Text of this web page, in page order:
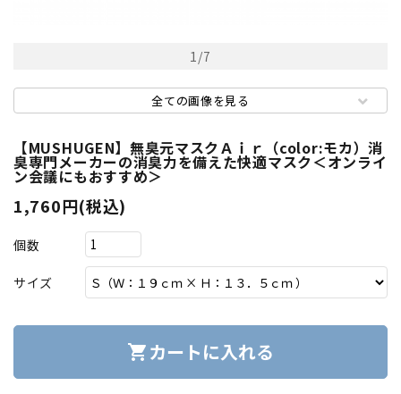
1/7
全ての画像を見る
【MUSHUGEN】無臭元マスクＡｉｒ（color:モカ）消
臭専門メーカーの消臭力を備えた快適マスク＜オンライ
ン会議にもおすすめ＞
1,760円(税込)
個数
サイズ
shopping_cart カートに入れる